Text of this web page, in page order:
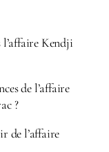
l’affaire Kendji
de l’affaire
?
de l’affaire